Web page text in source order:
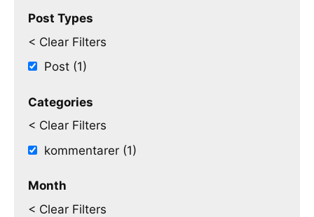
Post Types
< Clear Filters
Post (1)
Categories
< Clear Filters
kommentarer (1)
Month
< Clear Filters